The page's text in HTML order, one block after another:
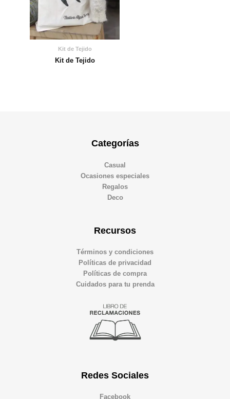
Kit de Tejido
Kit de Tejido
Categorías
Casual
Ocasiones especiales
Regalos
Deco
Recursos
Términos y condiciones
Políticas de privacidad
Políticas de compra
Cuidados para tu prenda
Redes Sociales
Facebook